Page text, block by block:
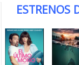
ESTRENOS